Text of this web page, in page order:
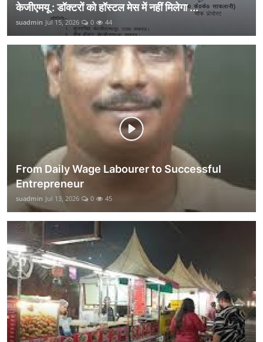
केजीएमयू : डॉक्टरों को हॉस्टल मेस में नहीं मिलेगा ...
suadmin Jul 15, 2026 0 44
From Daily Wage Labourer to Successful
Entrepreneur
suadmin Jul 13, 2026 0 45